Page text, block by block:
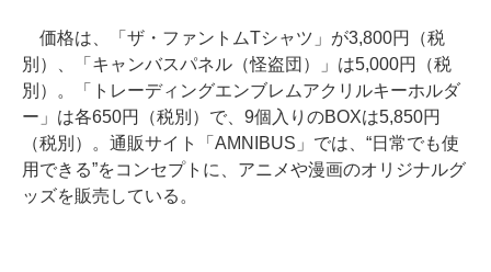
価格は、「ザ・ファントムTシャツ」が3,800円（税
別）、「キャンバスパネル（怪盗団）」は5,000円（税
別）。「トレーディングエンブレムアクリルキーホルダ
ー」は各650円（税別）で、9個入りのBOXは5,850円
（税別）。通販サイト「AMNIBUS」では、“日常でも使
用できる”をコンセプトに、アニメや漫画のオリジナルグ
ッズを販売している。